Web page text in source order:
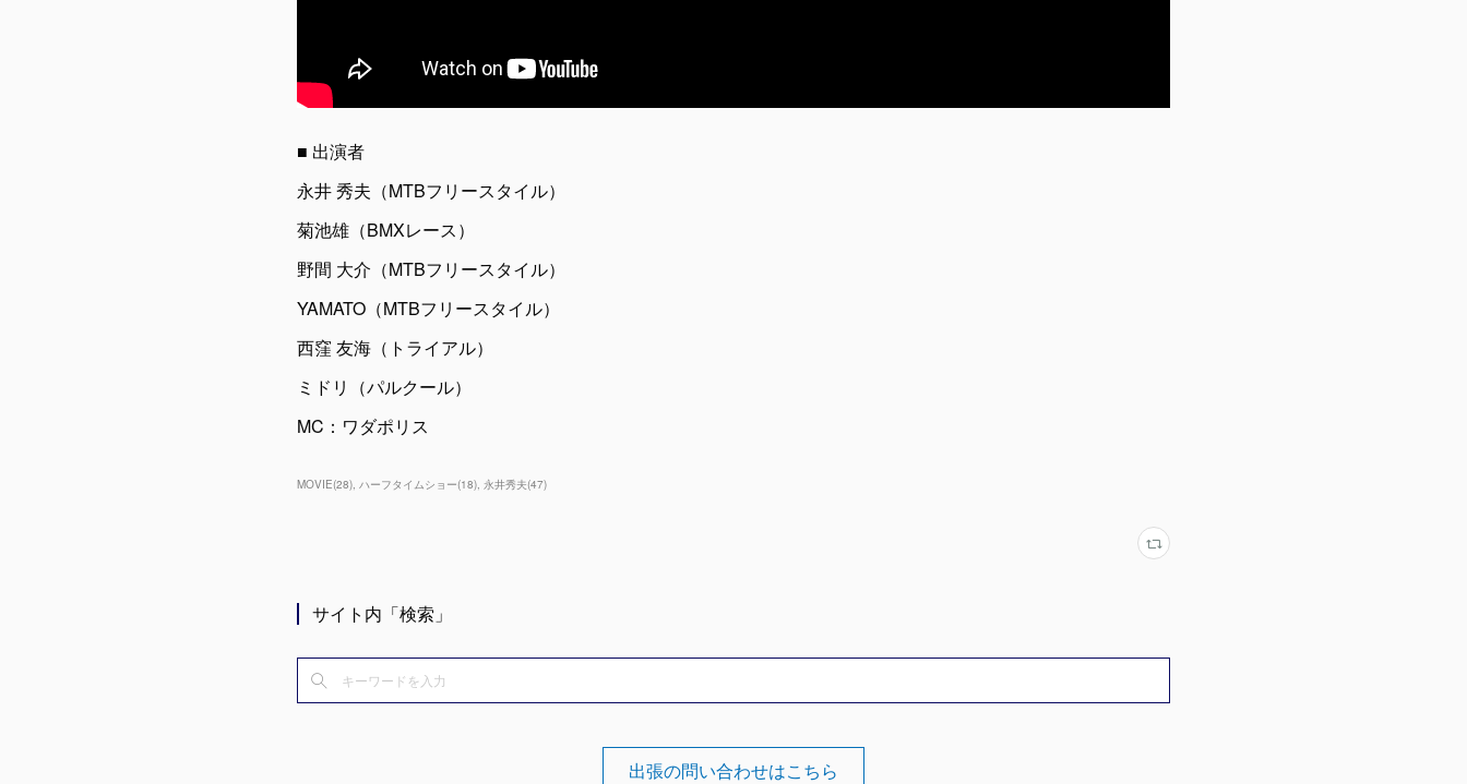
■ 出演者
永井 秀夫（MTBフリースタイル）
菊池雄（BMXレース）
野間 大介（MTBフリースタイル）
YAMATO（MTBフリースタイル）
西窪 友海（トライアル）
ミドリ（パルクール）
MC：ワダポリス
MOVIE(28) ハーフタイムショー(18) 永井秀夫(47)
サイト内「検索」
出張の問い合わせはこちら